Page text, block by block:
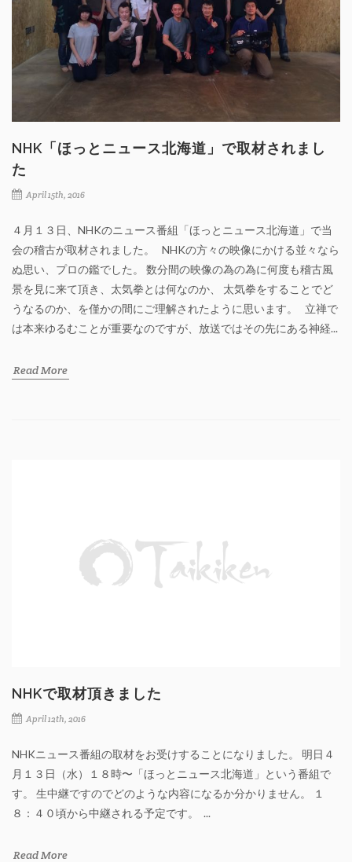
NHK「ほっとニュース北海道」で取材されまし
た
April 15th, 2016
４月１３日、NHKのニュース番組「ほっとニュース北海道」で当
会の稽古が取材されました。 NHKの方々の映像にかける並々なら
ぬ思い、プロの鑑でした。 数分間の映像の為の為に何度も稽古風
景を見に来て頂き、太気拳とは何なのか、 太気拳をすることでど
うなるのか、を僅かの間にご理解されたように思います。 立禅で
は本来ゆるむことが重要なのですが、放送ではその先にある神経...
Read More
NHKで取材頂きました
April 12th, 2016
NHKニュース番組の取材をお受けすることになりました。 明日４
月１３日（水）１８時〜「ほっとニュース北海道」という番組で
す。 生中継ですのでどのような内容になるか分かりません。 １
８：４０頃から中継される予定です。 ...
Read More